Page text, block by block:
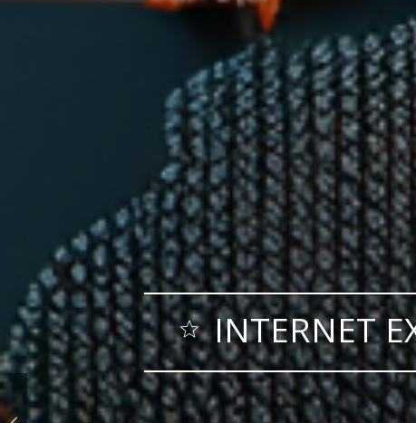
INTERNET